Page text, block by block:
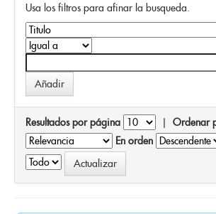
Usa los filtros para afinar la busqueda.
Resultados por página | Ordenar
En orden